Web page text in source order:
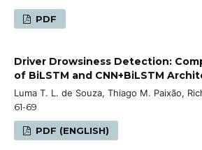
PDF
Driver Drowsiness Detection:
of BiLSTM and CNN+BiLSTM
Luma T. L. de Souza, Thiago M. Paixão,
61-69
PDF (ENGLISH)